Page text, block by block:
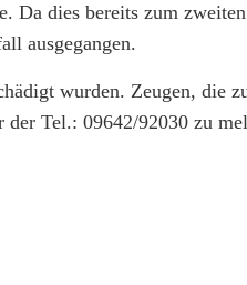
Da dies bereits zum
ausgegangen.
wurden. Zeugen, die
Tel.: 09642/92030 zu